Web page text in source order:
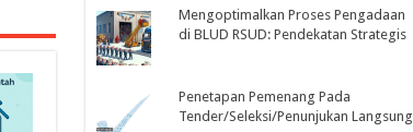
Mengoptimalkan Proses Pengadaan
di BLUD RSUD: Pendekatan Strategis
Penetapan Pemenang Pada
Tender/Seleksi/Penunjukan Langsung